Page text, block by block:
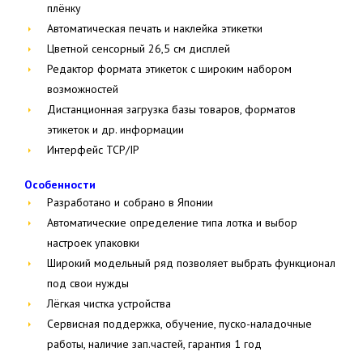
плёнку
Автоматическая печать и наклейка этикетки
Цветной сенсорный 26,5 см дисплей
Редактор формата этикеток с широким набором
возможностей
Дистанционная загрузка базы товаров, форматов
этикеток и др. информации
Интерфейс TCP/IP
Особенности
Разработано и собрано в Японии
Автоматические определение типа лотка и выбор
настроек упаковки
Широкий модельный ряд позволяет выбрать функционал
под свои нужды
Лёгкая чистка устройства
Сервисная поддержка, обучение, пуско-наладочные
работы, наличие зап.частей, гарантия 1 год